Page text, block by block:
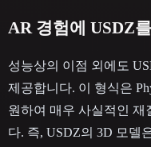
AR 경험에 USDZ
성능상의 이점 외에도
제공합니다. 이 형식은
원하여 매우 사실적인 재
다. 즉, USDZ의 3D 모델